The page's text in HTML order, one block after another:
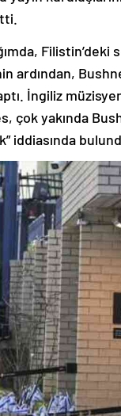
Filistin’deki
ardından,
İngiliz
çok yakında
iddiasında